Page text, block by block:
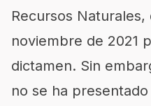
Recursos Naturales,
noviembre de 2021
dictamen. Sin
no se ha